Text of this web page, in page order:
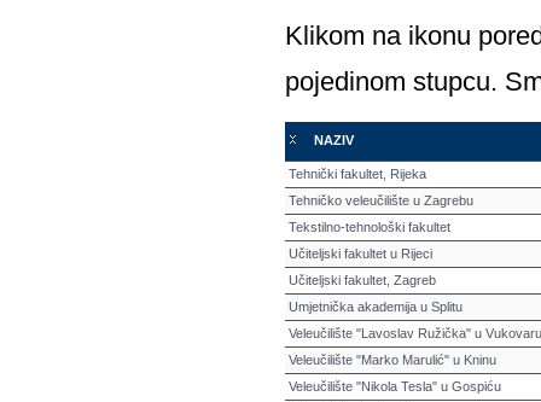
Klikom na ikonu
pojedinom stupcu.
NAZIV
Tehnički fakultet, Rijeka
Tehničko veleučilište u Zagrebu
Tekstilno-tehnološki fakultet
Učiteljski fakultet u Rijeci
Učiteljski fakultet, Zagreb
Umjetnička akademija u Splitu
Veleučilište "Lavoslav Ružička" u Vukovaru
Veleučilište "Marko Marulić" u Kninu
Veleučilište "Nikola Tesla" u Gospiću